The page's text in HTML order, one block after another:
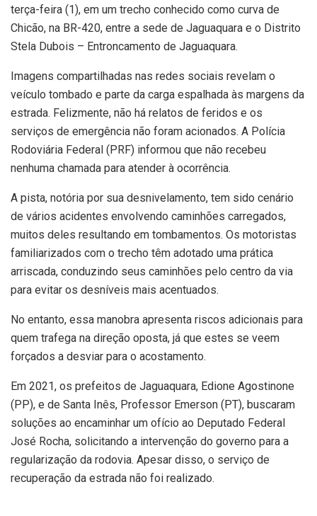
terça-feira (1), em um trecho conhecido como curva de
Chicão, na BR-420, entre a sede de Jaguaquara e o Distrito
Stela Dubois – Entroncamento de Jaguaquara.
Imagens compartilhadas nas redes sociais revelam o
veículo tombado e parte da carga espalhada às margens da
estrada. Felizmente, não há relatos de feridos e os
serviços de emergência não foram acionados. A Polícia
Rodoviária Federal (PRF) informou que não recebeu
nenhuma chamada para atender à ocorrência.
A pista, notória por sua desnivelamento, tem sido cenário
de vários acidentes envolvendo caminhões carregados,
muitos deles resultando em tombamentos. Os motoristas
familiarizados com o trecho têm adotado uma prática
arriscada, conduzindo seus caminhões pelo centro da via
para evitar os desníveis mais acentuados.
No entanto, essa manobra apresenta riscos adicionais para
quem trafega na direção oposta, já que estes se veem
forçados a desviar para o acostamento.
Em 2021, os prefeitos de Jaguaquara, Edione Agostinone
(PP), e de Santa Inês, Professor Emerson (PT), buscaram
soluções ao encaminhar um ofício ao Deputado Federal
José Rocha, solicitando a intervenção do governo para a
regularização da rodovia. Apesar disso, o serviço de
recuperação da estrada não foi realizado.